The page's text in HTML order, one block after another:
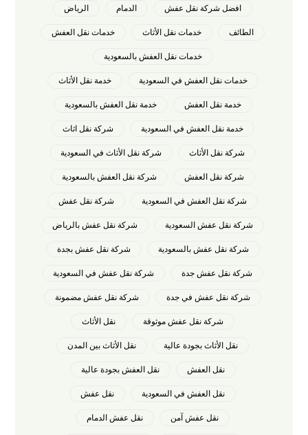
افضل شركة نقل عفش الدمام الرياض
الطائف خدمات نقل الأثاث خدمات نقل العفش
خدمات نقل العفش بالسعودية
خدمات نقل العفش في السعودية خدمة نقل الأثاث
خدمة نقل العفش خدمة نقل العفش بالسعودية
خدمة نقل العفش في السعودية شركة نقل اثاث
شركة نقل الأثاث شركة نقل الأثاث في السعودية
شركة نقل العفش شركة نقل العفش بالسعودية
شركة نقل العفش في السعودية شركة نقل عفش
شركة نقل عفش السعودية شركة نقل عفش بالرياض
شركة نقل عفش بالسعودية شركة نقل عفش بجدة
شركة نقل عفش جدة شركة نقل عفش في السعودية
شركة نقل عفش في جدة شركة نقل عفش مضمونة
شركة نقل عفش موثوقة نقل الأثاث
نقل الأثاث بجودة عالية نقل الأثاث بين المدن
نقل العفش نقل العفش بجودة عالية
نقل العفش في السعودية نقل عفش
نقل عفش آمن نقل عفش الدمام